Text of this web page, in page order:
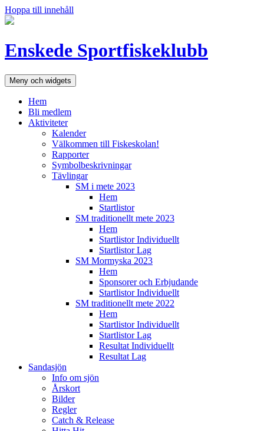
Hoppa till innehåll
Enskede Sportfiskeklubb
Meny och widgets
Hem
Bli medlem
Aktiviteter
Kalender
Välkommen till Fiskeskolan!
Rapporter
Symbolbeskrivningar
Tävlingar
SM i mete 2023
Hem
Startlistor
SM traditionellt mete 2023
Hem
Startlistor Individuellt
Startlistor Lag
SM Mormyska 2023
Hem
Sponsorer och Erbjudande
Startlistor Individuellt
SM traditionellt mete 2022
Hem
Startlistor Individuellt
Startlistor Lag
Resultat Individuellt
Resultat Lag
Sandasjön
Info om sjön
Årskort
Bilder
Regler
Catch & Release